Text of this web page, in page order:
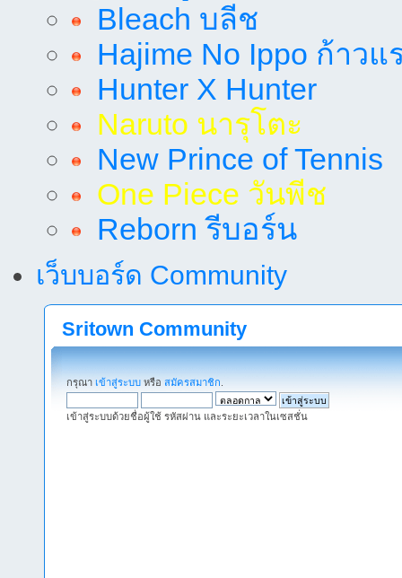
Bleach บลีช
Hajime No Ippo ก้าวแ
Hunter X Hunter
Naruto นารุโตะ
New Prince of Tennis
One Piece วันพีช
Reborn รีบอร์น
เว็บบอร์ด Community
Sritown Community
กรุณา เข้าสู่ระบบ หรือ สมัครสมาชิก
เข้าสู่ระบบด้วยชื่อผู้ใช้ รหัสผ่าน และระยะเวลาในเซสชั่น